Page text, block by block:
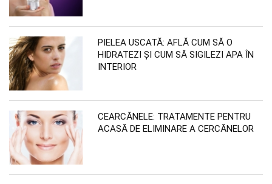
PIELEA USCATĂ: AFLĂ CUM SĂ O
HIDRATEZI ȘI CUM SĂ SIGILEZI APA ÎN
INTERIOR
CEARCĂNELE: TRATAMENTE PENTRU
ACASĂ DE ELIMINARE A CERCĂNELOR